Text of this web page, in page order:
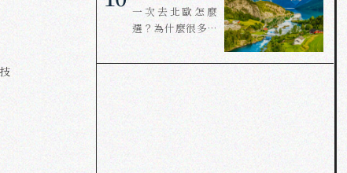
一次去北歐怎麼
選？為什麼很多人
丹麥？